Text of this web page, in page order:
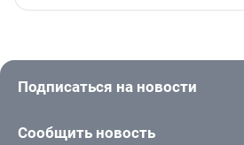
Подписаться на новости
Сообщить новость